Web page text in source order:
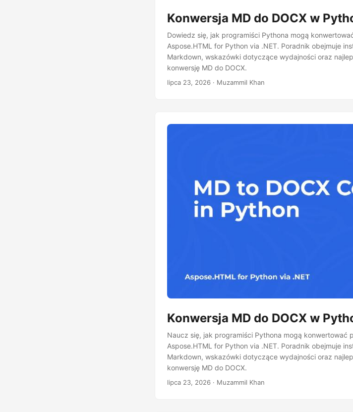
Konwersja MD do DOCX w
Dowiedz się, jak programiści Pythona mogą
Aspose.HTML for Python via .NET. Poradnik obejmuje
Markdown, wskazówki dotyczące wydajności oraz
konwersję MD do DOCX.
lipca 23, 2026 · Muzammil Khan
Konwersja MD do DOCX w
Naucz się, jak programiści Pythona mogą konwertować
Aspose.HTML for Python via .NET. Poradnik obejmuje
Markdown, wskazówki dotyczące wydajności oraz
konwersję MD do DOCX.
lipca 23, 2026 · Muzammil Khan